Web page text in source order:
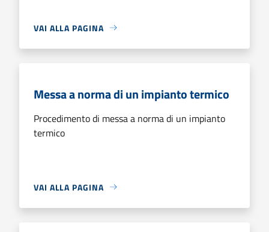
VAI ALLA PAGINA
Messa a norma di un impianto termico
Procedimento di messa a norma di un impianto
termico
VAI ALLA PAGINA